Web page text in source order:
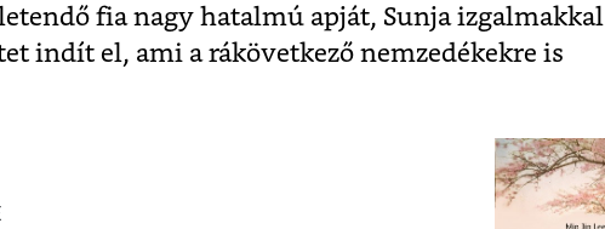
fia nagy hatalmú apját, Sunja izgalmakkal
indít el, ami a rákövetkező nemzedékekre is